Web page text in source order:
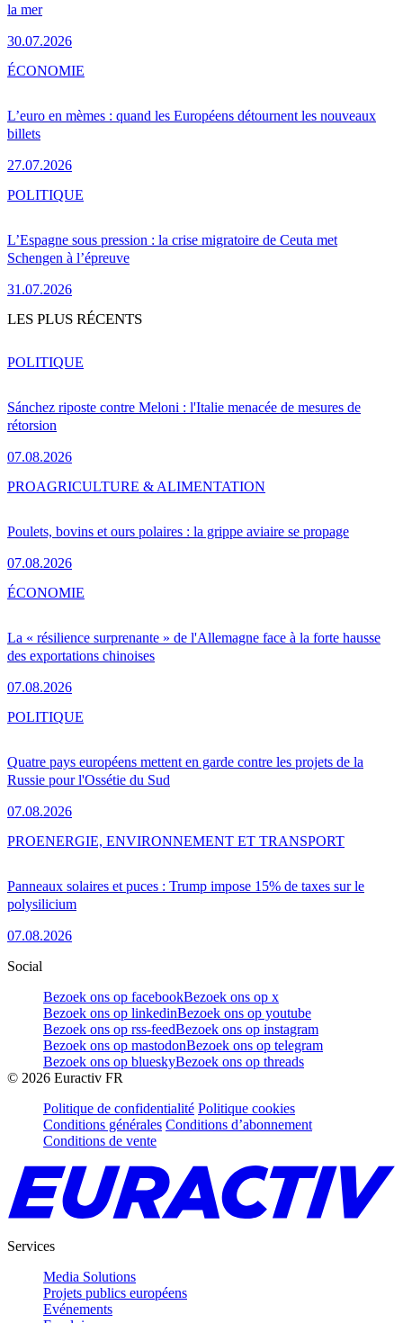
la mer
30.07.2026
L’euro en mèmes : quand les Européens détournent les nouveaux
billets
27.07.2026
ÉCONOMIE
L’Espagne sous pression : la crise migratoire de Ceuta met
Schengen à l’épreuve
31.07.2026
POLITIQUE
LES PLUS RÉCENTS
Sánchez riposte contre Meloni : l'Italie menacée de mesures de
rétorsion
07.08.2026
POLITIQUE
Poulets, bovins et ours polaires : la grippe aviaire se propage
07.08.2026
PROAGRICULTURE & ALIMENTATION
La « résilience surprenante » de l'Allemagne face à la forte hausse
des exportations chinoises
07.08.2026
ÉCONOMIE
Quatre pays européens mettent en garde contre les projets de la
Russie pour l'Ossétie du Sud
07.08.2026
POLITIQUE
Panneaux solaires et puces : Trump impose 15% de taxes sur le
polysilicium
07.08.2026
PROENERGIE, ENVIRONNEMENT ET TRANSPORT
Social
Bezoek ons op facebookBezoek ons op x
Bezoek ons op linkedinBezoek ons op youtube
Bezoek ons op rss-feedBezoek ons op instagram
Bezoek ons op mastodonBezoek ons op telegram
Bezoek ons op blueskyBezoek ons op threads
© 2026 Euractiv FR
Politique de confidentialité Politique cookies
Conditions générales Conditions d’abonnement
Conditions de vente
Services
Media Solutions
Projets publics européens
Evénements